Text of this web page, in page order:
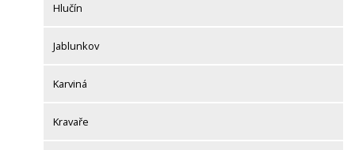
Hlučín
Jablunkov
Karviná
Kravaře